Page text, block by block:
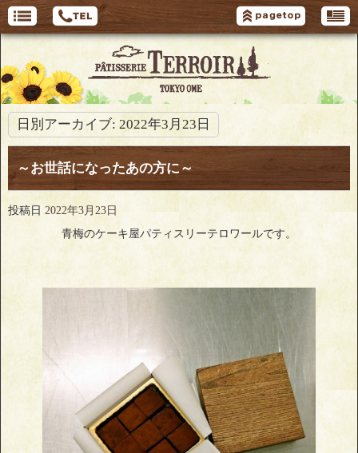
日別アーカイブ: 2022年3月23日
～お世話になったあの方に～
投稿日 2022年3月23日
青梅のケーキ屋パティスリーテロワールです。